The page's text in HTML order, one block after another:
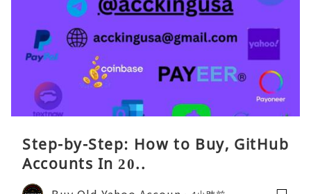
Step-by-Step: How to Buy, GitHub
Accounts In 20..